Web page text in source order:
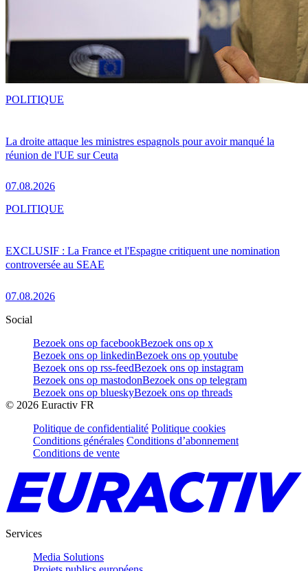
La droite attaque les ministres espagnols pour avoir manqué la
réunion de l'UE sur Ceuta
07.08.2026
POLITIQUE
EXCLUSIF : La France et l'Espagne critiquent une nomination
controversée au SEAE
07.08.2026
POLITIQUE
Social
Bezoek ons op facebookBezoek ons op x
Bezoek ons op linkedinBezoek ons op youtube
Bezoek ons op rss-feedBezoek ons op instagram
Bezoek ons op mastodonBezoek ons op telegram
Bezoek ons op blueskyBezoek ons op threads
© 2026 Euractiv FR
Politique de confidentialité Politique cookies
Conditions générales Conditions d’abonnement
Conditions de vente
Services
Media Solutions